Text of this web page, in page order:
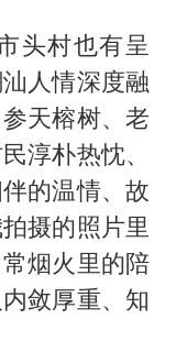
头村也有呈
人情深度融
天榕树、老
淳朴热忱、
的温情、故
摄的照片里
烟火里的陪
敛厚重、知